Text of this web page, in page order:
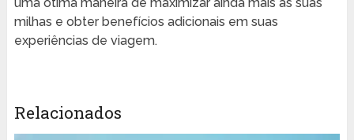
milhas e obter benefícios adicionais em suas
experiências de viagem.
Relacionados